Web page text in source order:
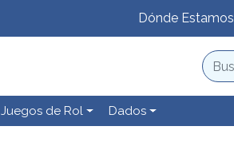
Dónde Estamos
Juegos de Rol Dados